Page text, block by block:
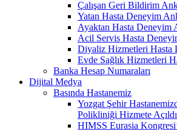
Çalışan Geri Bildirim
Yatan Hasta Deneyim
Ayaktan Hasta Deneyim
Acil Servis Hasta
Diyaliz Hizmetleri Hasta
Evde Sağlık Hizmetleri
Banka Hesap Numaraları
Dijital Medya
Basında Hastanemiz
Yozgat Şehir
Polikliniği Hizmete Açıldı
HIMSS Eurasia